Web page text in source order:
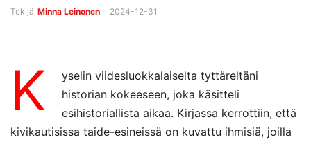
Tekijä Minna Leinonen - 2024-12-31
K
yselin viidesluokkalaiselta tyttäreltäni
historian kokeeseen, joka käsitteli
esihistoriallista aikaa. Kirjassa kerrottiin, että
kivikautisissa taide-esineissä on kuvattu ihmisiä, joilla